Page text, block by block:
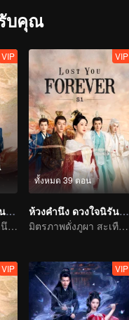
บคุณ
VIP
ห้วงคำนึง ดวงใจนิรันดร์ ภาค 2
เต็มไปด้วยทุกห้วงคำนึง เฝ้าตั้งตารอพบกันอีกครั้ง
ทั้งหมด 39 ตอน
VIP
ห้วงคำนึง ดวงใจนิรันดร์ ภาค 1
มิตรภาพดั่งภูผา สะเทือนทั่วปฐพี
VIP VIP